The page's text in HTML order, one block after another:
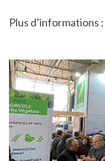
Plus d’informations :